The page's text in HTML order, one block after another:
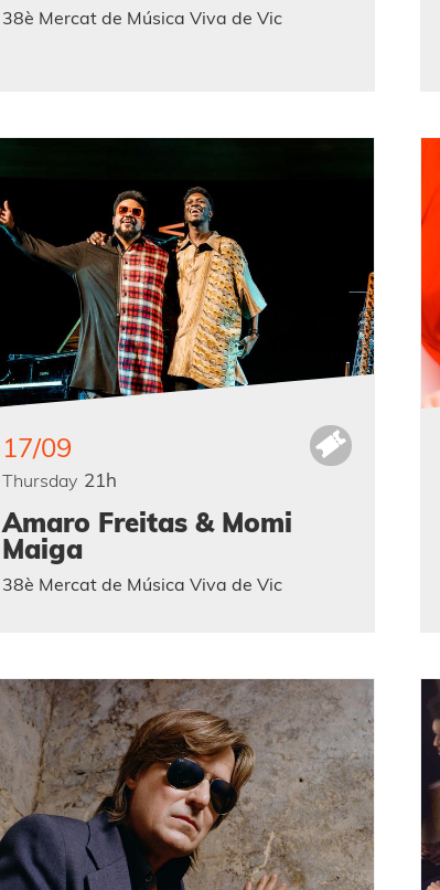
38è Mercat de Música Viva de Vic
17/09
Thursday 21h
Amaro Freitas & Momi
Maiga
38è Mercat de Música Viva de Vic